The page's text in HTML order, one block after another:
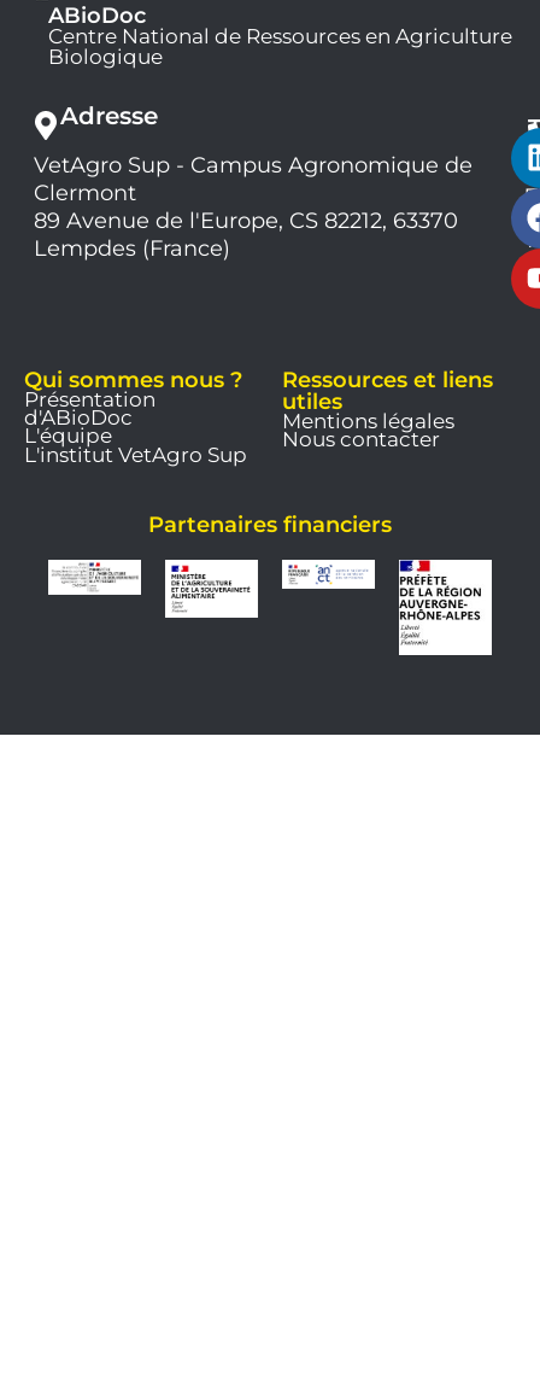
ABioDoc
Centre National de Ressources en Agriculture
Biologique
Adresse
VetAgro Sup - Campus Agronomique de
Clermont
89 Avenue de l'Europe, CS 82212, 63370
Lempdes (France)
Qui sommes nous ?
Présentation
d'ABioDoc
L'équipe
L'institut VetAgro Sup
Ressources et liens
utiles
Mentions légales
Nous contacter
Partenaires financiers